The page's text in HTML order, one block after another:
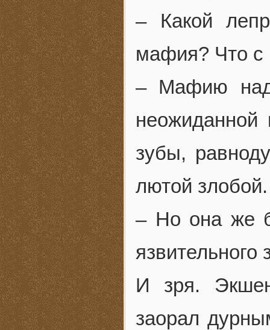
– Какой
мафия? Что с
– Мафию
неожиданной
зубы,
лютой злобой.
– Но она же
язвительного
И зря.
заорал